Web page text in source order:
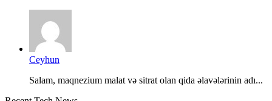
Ceyhun
Salam, maqnezium malat və sitrat olan qida əlavələrinin adı...